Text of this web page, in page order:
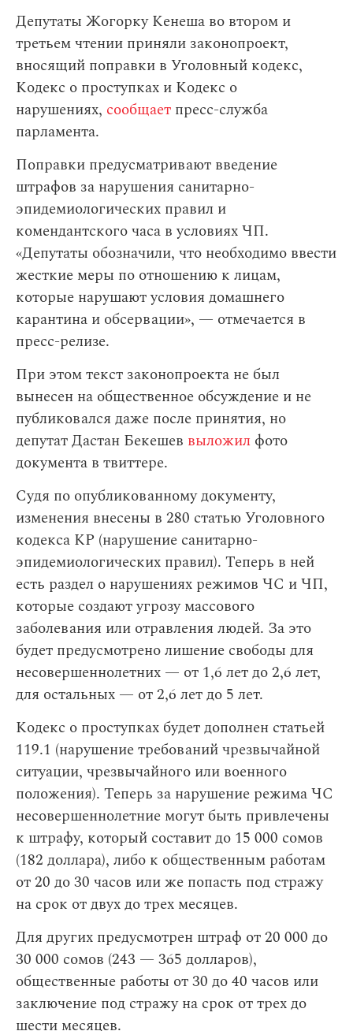
Депутаты Жогорку Кенеша во втором и
третьем чтении приняли законопроект,
вносящий поправки в Уголовный кодекс,
Кодекс о проступках и Кодекс о
нарушениях, сообщает пресс-служба
парламента.
Поправки предусматривают введение
штрафов за нарушения санитарно-
эпидемиологических правил и
комендантского часа в условиях ЧП.
«Депутаты обозначили, что необходимо ввести
жесткие меры по отношению к лицам,
которые нарушают условия домашнего
карантина и обсервации», — отмечается в
пресс-релизе.
При этом текст законопроекта не был
вынесен на общественное обсуждение и не
публиковался даже после принятия, но
депутат Дастан Бекешев выложил фото
документа в твиттере.
Судя по опубликованному документу,
изменения внесены в 280 статью Уголовного
кодекса КР (нарушение санитарно-
эпидемиологических правил). Теперь в ней
есть раздел о нарушениях режимов ЧС и ЧП,
которые создают угрозу массового
заболевания или отравления людей. За это
будет предусмотрено лишение свободы для
несовершеннолетних — от 1,6 лет до 2,6 лет,
для остальных — от 2,6 лет до 5 лет.
Кодекс о проступках будет дополнен статьей
119.1 (нарушение требований чрезвычайной
ситуации, чрезвычайного или военного
положения). Теперь за нарушение режима ЧС
несовершеннолетние могут быть привлечены
к штрафу, который составит до 15 000 сомов
(182 доллара), либо к общественным работам
от 20 до 30 часов или же попасть под стражу
на срок от двух до трех месяцев.
Для других предусмотрен штраф от 20 000 до
30 000 сомов (243 — 365 долларов),
общественные работы от 30 до 40 часов или
заключение под стражу на срок от трех до
шести месяцев.